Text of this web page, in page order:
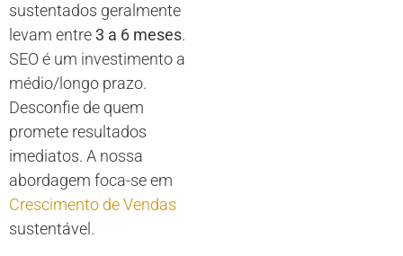
sustentados geralmente
levam entre3 a 6 meses.
SEO é um investimento a
médio/longo prazo.
Desconfie de quem
promete resultados
imediatos. A nossa
abordagem foca-se em
Crescimento de Vendas
sustentável.